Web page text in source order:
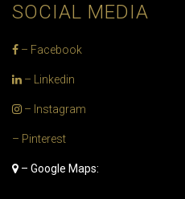
SOCIAL MEDIA
– Facebook
– Linkedin
– Instagram
– Pinterest
– Google Maps: